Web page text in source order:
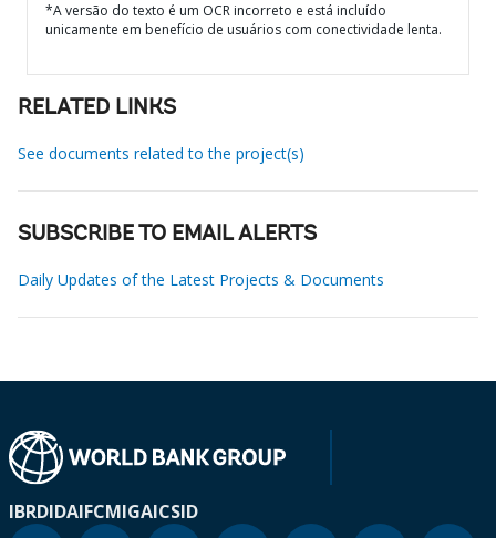
*A versão do texto é um OCR incorreto e está incluído
unicamente em benefício de usuários com conectividade lenta.
RELATED LINKS
See documents related to the project(s)
SUBSCRIBE TO EMAIL ALERTS
Daily Updates of the Latest Projects & Documents
IBRDIDAIFCMIGAICSID